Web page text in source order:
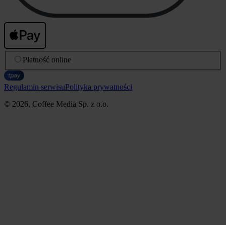
Płatność online
Regulamin serwisuPolityka prywatności
© 2026, Coffee Media Sp. z o.o.